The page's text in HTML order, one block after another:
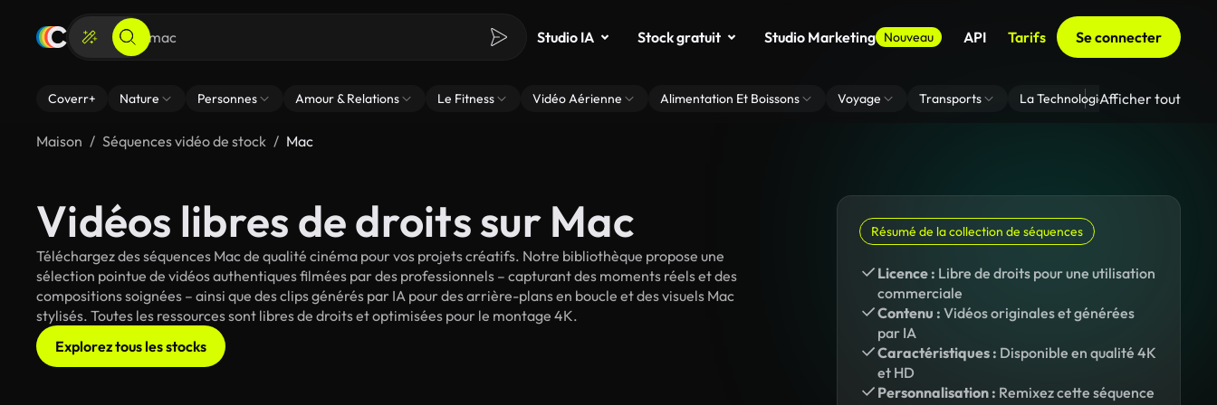
Studio IA Stock gratuit Studio Marketing Nouveau API Tarifs Se connecter
Coverr+ Nature Personnes Amour & Relations Le Fitness Vidéo Aérienne Alimentation Et Boissons Voyage Transports La Technologie Zoom En
Afficher tout
Maison Séquences vidéo de stock Mac
Vidéos libres de droits sur Mac
Téléchargez des séquences Mac de qualité cinéma pour vos projets créatifs. Notre bibliothèque propose une
sélection pointue de vidéos authentiques filmées par des professionnels – capturant des moments réels et des
compositions soignées – ainsi que des clips générés par IA pour des arrière-plans en boucle et des visuels Mac
stylisés. Toutes les ressources sont libres de droits et optimisées pour le montage 4K.
Explorez tous les stocks
Résumé de la collection de séquences
Licence : Libre de droits pour une utilisation
commerciale
Contenu : Vidéos originales et générées
par IA
Caractéristiques : Disponible en qualité 4K
et HD
Personnalisation : Remixez cette séquence